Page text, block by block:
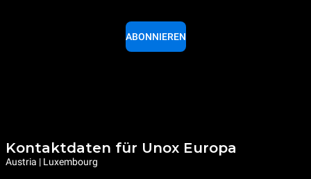
ABONNIEREN
Kontaktdaten für Unox Europa
Austria | Luxembourg